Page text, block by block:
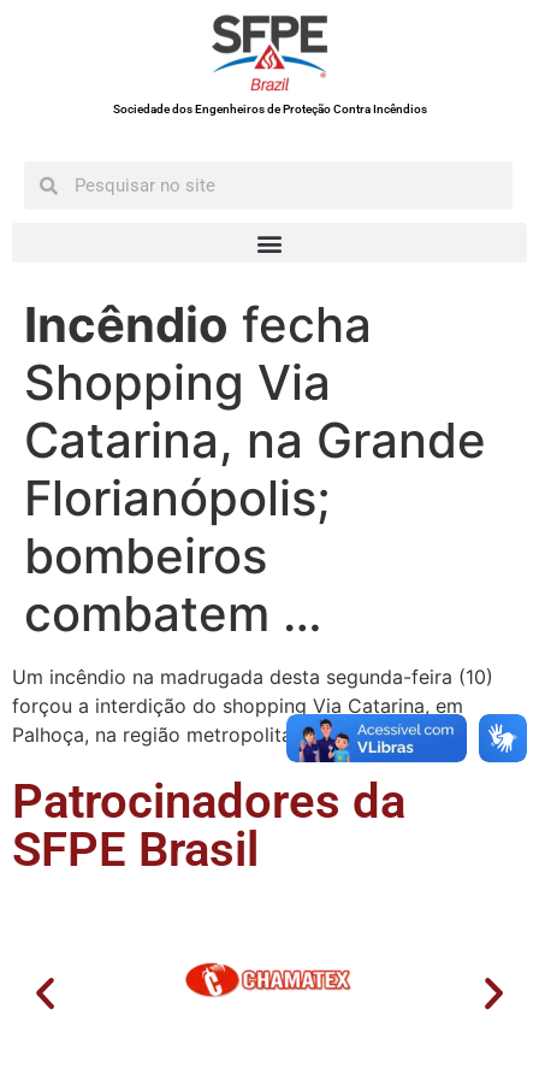
Sociedade dos Engenheiros de Proteção Contra Incêndios
Incêndio fecha
Shopping Via
Catarina, na Grande
Florianópolis;
bombeiros
combatem …
Um incêndio na madrugada desta segunda-feira (10)
forçou a interdição do shopping Via Catarina, em
Palhoça, na região metropolitana de …
Patrocinadores da
SFPE Brasil